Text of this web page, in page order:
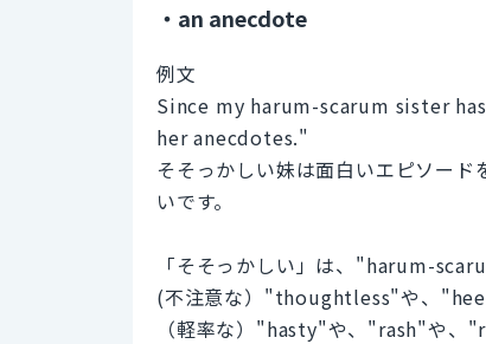
・an anecdote
例文
Since my harum-scarum sister
her anecdotes."
そそっかしい妹は面白いエピソー
いです。
「そそっかしい」は、"harum-
(不注意な）"thoughtless"や、
（軽率な）"hasty"や、"rash"や